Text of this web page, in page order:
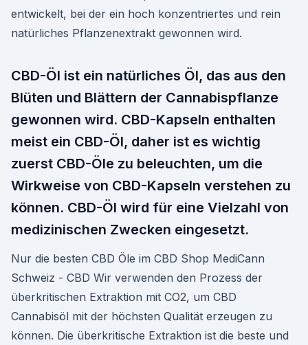
entwickelt, bei der ein hoch konzentriertes und rein
natürliches Pflanzenextrakt gewonnen wird.
CBD-Öl ist ein natürliches Öl, das aus den
Blüten und Blättern der Cannabispflanze
gewonnen wird. CBD-Kapseln enthalten
meist ein CBD-Öl, daher ist es wichtig
zuerst CBD-Öle zu beleuchten, um die
Wirkweise von CBD-Kapseln verstehen zu
können. CBD-Öl wird für eine Vielzahl von
medizinischen Zwecken eingesetzt.
Nur die besten CBD Öle im CBD Shop MediCann
Schweiz - CBD Wir verwenden den Prozess der
überkritischen Extraktion mit CO2, um CBD
Cannabisöl mit der höchsten Qualität erzeugen zu
können. Die überkritische Extraktion ist die beste und